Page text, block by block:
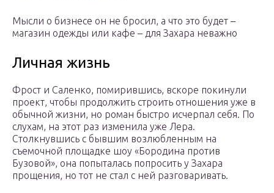
Мысли о бизнесе он не бросил, а что это будет –
магазин одежды или кафе – для Захара неважно
Личная жизнь
Фрост и Саленко, помирившись, вскоре покинули
проект, чтобы продолжить строить отношения уже в
обычной жизни, но роман быстро исчерпал себя. По
слухам, на этот раз изменила уже Лера.
Столкнувшись с бывшим возлюбленным на
съемочной площадке шоу «Бородина против
Бузовой», она попыталась попросить у Захара
прощения, но тот не стал с ней разговаривать.